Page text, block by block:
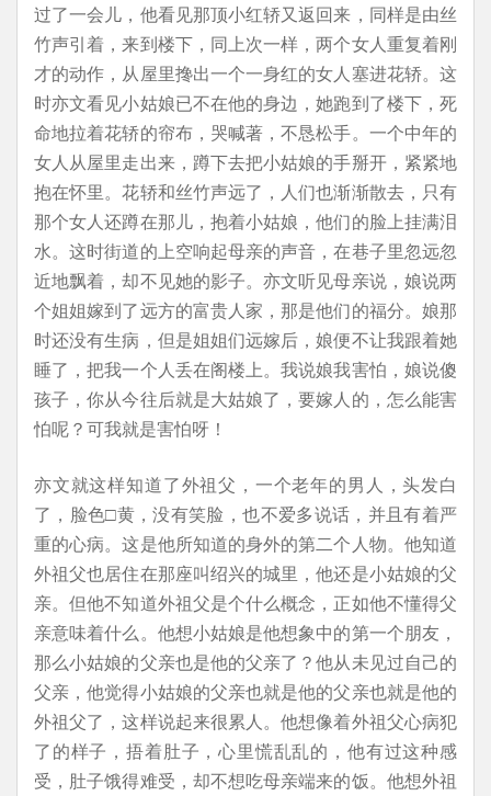
过了一会儿，他看见那顶小红轿又返回来，同样是由丝
竹声引着，来到楼下，同上次一样，两个女人重复着刚
才的动作，从屋里搀出一个一身红的女人塞进花轿。这
时亦文看见小姑娘已不在他的身边，她跑到了楼下，死
命地拉着花轿的帘布，哭喊著，不恳松手。一个中年的
女人从屋里走出来，蹲下去把小姑娘的手掰开，紧紧地
抱在怀里。花轿和丝竹声远了，人们也渐渐散去，只有
那个女人还蹲在那儿，抱着小姑娘，他们的脸上挂满泪
水。这时街道的上空响起母亲的声音，在巷子里忽远忽
近地飘着，却不见她的影子。亦文听见母亲说，娘说两
个姐姐嫁到了远方的富贵人家，那是他们的福分。娘那
时还没有生病，但是姐姐们远嫁后，娘便不让我跟着她
睡了，把我一个人丢在阁楼上。我说娘我害怕，娘说傻
孩子，你从今往后就是大姑娘了，要嫁人的，怎么能害
怕呢？可我就是害怕呀！
亦文就这样知道了外祖父，一个老年的男人，头发白
了，脸色□黄，没有笑脸，也不爱多说话，并且有着严
重的心病。这是他所知道的身外的第二个人物。他知道
外祖父也居住在那座叫绍兴的城里，他还是小姑娘的父
亲。但他不知道外祖父是个什么概念，正如他不懂得父
亲意味着什么。他想小姑娘是他想象中的第一个朋友，
那么小姑娘的父亲也是他的父亲了？他从未见过自己的
父亲，他觉得小姑娘的父亲也就是他的父亲也就是他的
外祖父了，这样说起来很累人。他想像着外祖父心病犯
了的样子，捂着肚子，心里慌乱乱的，他有过这种感
受，肚子饿得难受，却不想吃母亲端来的饭。他想外祖